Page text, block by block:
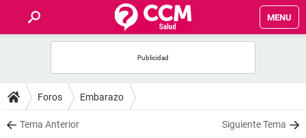
MENU
FOROS
SALUD
Foros Embarazo
Tema Anterior Siguiente Tema